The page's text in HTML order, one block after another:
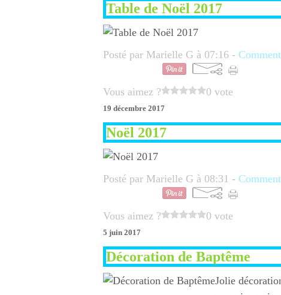
Table de Noël 2017
Posté par Marielle G à 07:16 -
Vous aimez ? 0 vote
19 décembre 2017
Noël 2017
Posté par Marielle G à 08:31 -
Vous aimez ? 0 vote
5 juin 2017
Décoration de Baptême
Jolie